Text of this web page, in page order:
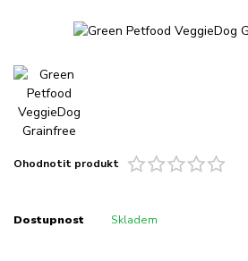
Ohodnotit produkt
Dostupnost Skladem